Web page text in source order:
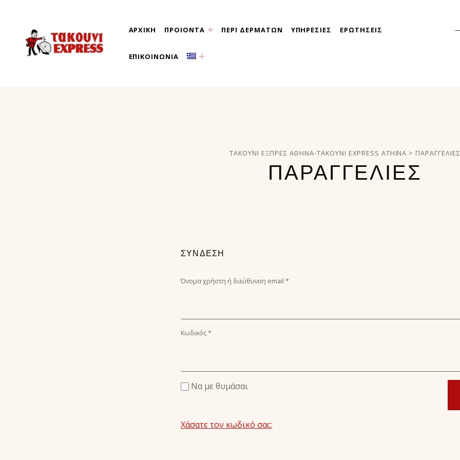
τακούνι εξπρές αθήνα-takoyni express athina
ΑΡΧΙΚΗ ΠΡΟΙΟΝΤΑ ΠΕΡΙ ΔΕΡΜΑΤΩΝ ΥΠΗΡΕΣΙΕΣ ΕΡΩΤΗΣΕΙΣ
ΕΠΙΚΟΙΝΩΝΙΑ
ΤΑΚΟΎΝΙ ΕΞΠΡΈΣ ΑΘΉΝΑ-TAKOYNI EXPRESS ATHINA > ΠΑΡΑΓΓΕΛΊΕΣ
ΠΑΡΑΓΓΕΛΊΕΣ
ΣΎΝΔΕΣΗ
Όνομα χρήστη ή διεύθυνση email *
Κωδικός*
Να με θυμάσαι
Χάσατε τον κωδικό σας;